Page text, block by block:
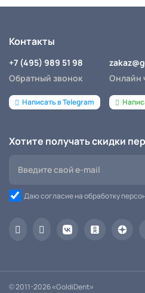
Контакты
+7 (495) 989 51 98
Обратный звонок
Написать в Telegram
Онлайн
Хотите получать скидки
Даю согласие на обработку
© 2011-2026 «GoldiDent»